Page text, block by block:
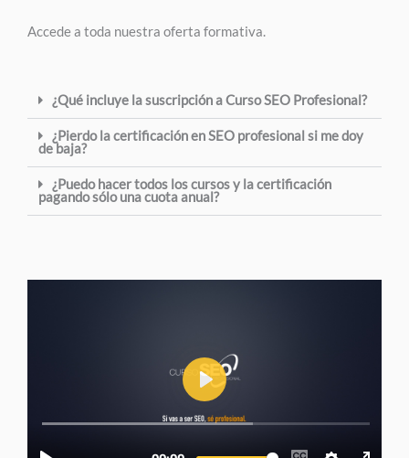
Accede a toda nuestra oferta formativa.
¿Qué incluye la suscripción a Curso SEO Profesional?
¿Pierdo la certificación en SEO profesional si me doy
de baja?
¿Puedo hacer todos los cursos y la certificación
pagando sólo una cuota anual?